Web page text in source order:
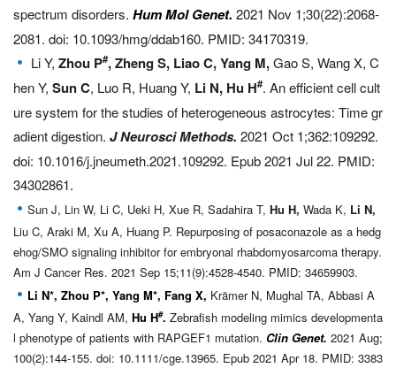
spectrum disorders. Hum Mol Genet. 2021 Nov 1;30(22):2068-
2081. doi: 10.1093/hmg/ddab160. PMID: 34170319.
Li Y, Zhou P#, Zheng S, Liao C, Yang M,Gao S, Wang X, C
hen Y, Sun C, Luo R, Huang Y, Li N, Hu H#. An efficient cell cult
ure system for the studies of heterogeneous astrocytes: Time gr
adient digestion. J Neurosci Methods. 2021 Oct 1;362:109292.
doi: 10.1016/j.jneumeth.2021.109292. Epub 2021 Jul 22. PMID:
34302861.
Sun J, Lin W, Li C, Ueki H, Xue R, Sadahira T, Hu H, Wada K, Li N,
Liu C, Araki M, Xu A, Huang P. Repurposing of posaconazole as a hedg
ehog/SMO signaling inhibitor for embryonal rhabdomyosarcoma therapy.
Am J Cancer Res. 2021 Sep 15;11(9):4528-4540. PMID: 34659903.
Li N*, Zhou P*, Yang M*, Fang X, Krämer N, Mughal TA, Abbasi A
A, Yang Y, Kaindl AM, Hu H#. Zebrafish modeling mimics developmenta
l phenotype of patients with RAPGEF1 mutation. Clin Genet. 2021 Aug;
100(2):144-155. doi: 10.1111/cge.13965. Epub 2021 Apr 18. PMID: 3383